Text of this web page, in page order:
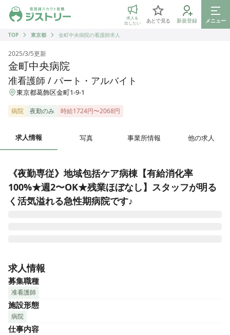
ジストリー 看護師の転職マッチング
求人を
出したい
あとで見る 新規登録
メニュー
TOP
東京都 金町中央病院の看護師求人
2025/3/5更新
金町中央病院
准看護師 / パート・アルバイト
東京都葛飾区金町1-9-1
病院 夜勤のみ 時給1724円〜2068円
求人情報 写真 事業所情報 他の求人
《夜勤専従》地域包括ケア病棟【有給消化率
100%★週2〜OK★残業ほぼなし】スタッフが明る
く活気溢れる急性期病院です♪
として地域の皆様に支えられてきました。当初より急性期二
次救急病院として、より多くの医療ニーズに応え、現在は急
性期(59床)だけでなく、回復期（地域包括ケア病棟：40床）
の病床機能を有しております。身体機能の回復を図りながら
退院に向けての準備を整えられる病院となっています。
≪2005年に建物や設備をリニューアルオープンしています
♪≫
求人情報
募集職種
准看護師
施設形態
病院
仕事内容